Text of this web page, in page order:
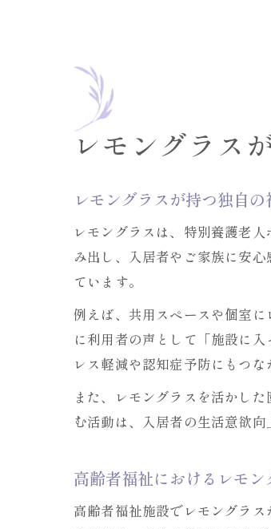
レモングラス
レモングラスが持つ独自
レモングラスは、特別養護老
み出し、入居者やご家族に安
ています。
例えば、共用スペースや個室
に利用者の声として「施設に
レス軽減や認知症予防にもつな
また、レモングラスを活かし
む活動は、入居者の生活意欲向
高齢者福祉におけるレモ
高齢者福祉施設でレモングラ